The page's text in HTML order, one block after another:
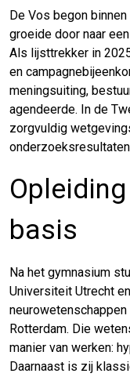
De Vos begon
groeide door naar
Als lijsttrekker in
en
meningsuiting,
agendeerde. In de
zorgvuldig
basis
Na het gymnasium
Universiteit Utrecht
Rotterdam. Die
manier van werken:
Daarnaast is zij